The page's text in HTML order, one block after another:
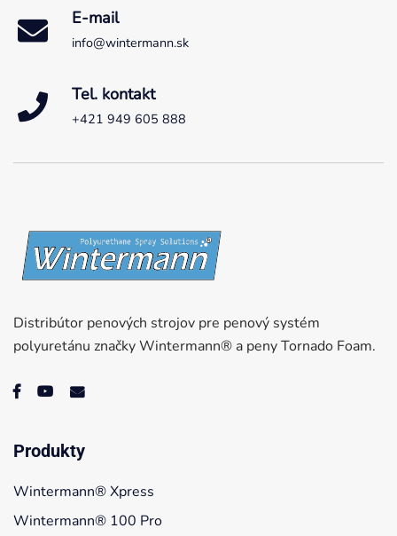
E-mail
info@wintermann.sk
Tel. kontakt
+421 949 605 888
Distribútor penových strojov pre penový systém
polyuretánu značky Wintermann® a peny Tornado Foam.
Produkty
Wintermann® Xpress
Wintermann® 100 Pro